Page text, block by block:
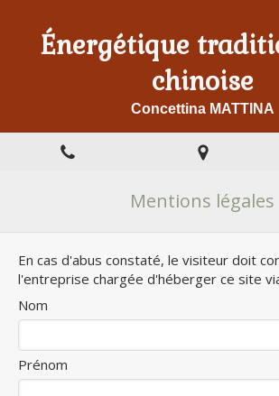
Énergétique
chinoise
Concettina MATTINA
Mentions légales
En cas d'abus constaté, le visiteur doit
l'entreprise chargée d'héberger ce site
Nom
Prénom